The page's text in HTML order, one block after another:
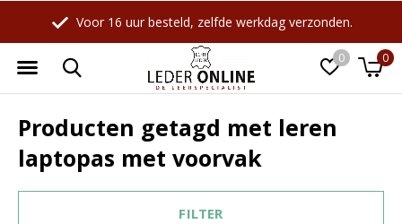
0 0
Voor 16 uur besteld, zelfde werkdag verzonden.
Producten getagd met leren
laptopas met voorvak
FILTER